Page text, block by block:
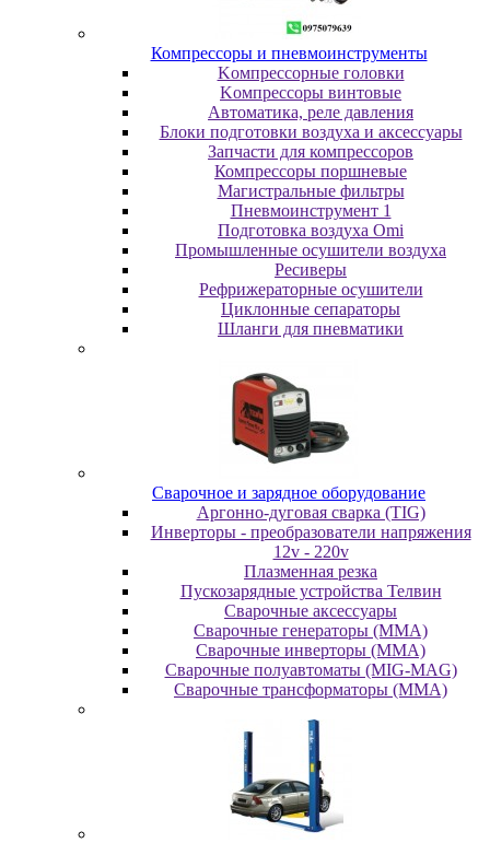
Компрессоры и пневмоинструменты
Koмпpeccopныe гoлoвки
Koмпpeccopы винтoвыe
Автоматика, реле давления
Блоки подготовки воздуха и аксессуары
Запчасти для компрессоров
Компрессоры поршневые
Магистральные фильтры
Пневмоинструмент 1
Подготовка воздуха Omi
Промышленные осушители воздуха
Ресиверы
Рефрижераторные осушители
Циклонные сепараторы
Шланги для пневматики
Cвapoчнoe и зарядное оборудование
Аргонно-дуговая сварка (TIG)
Инверторы - преобразователи напряжения
12v - 220v
Плазменная резка
Пускозарядные устройства Телвин
Сварочные аксессуары
Сварочные генераторы (MMA)
Сварочные инверторы (MMA)
Сварочные полуавтоматы (MIG-MAG)
Сварочные трансформаторы (MMA)